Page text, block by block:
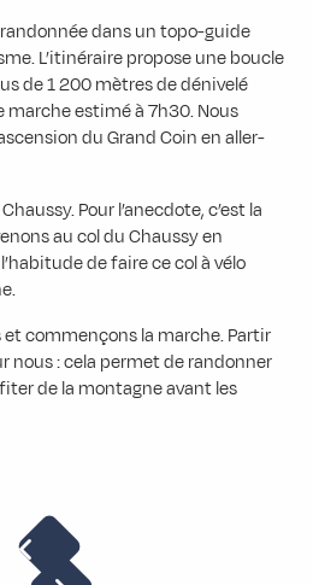
dans un topo-guide
L’itinéraire propose une boucle
de 1 200 mètres de dénivelé
estimé à 7h30. Nous
du Grand Coin en aller-
Pour l’anecdote, c’est la
au col du Chaussy en
de faire ce col à vélo
et commençons la marche. Partir
: cela permet de randonner
de la montagne avant les